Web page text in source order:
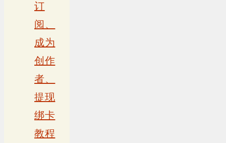
订
阅、
成为
创作
者、
提现
绑卡
教程